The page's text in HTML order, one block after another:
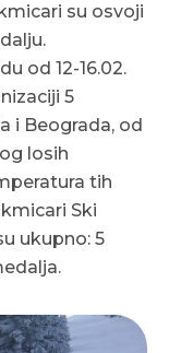
su osvoji
od 12-16.02.
5
i Beograda, od
losih
tih
Ski
ukupno: 5